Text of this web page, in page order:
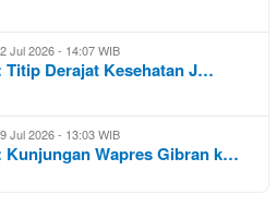
Jul 2026 - 14:07 WIB
Titip Derajat Kesehatan J…
Jul 2026 - 13:03 WIB
Kunjungan Wapres Gibran k…